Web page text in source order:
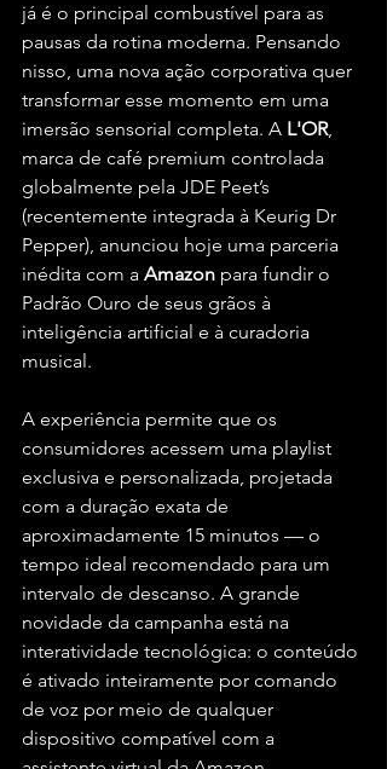
já é o principal combustível para as
pausas da rotina moderna. Pensando
nisso, uma nova ação corporativa quer
transformar esse momento em uma
imersão sensorial completa. A L'OR,
marca de café premium controlada
globalmente pela JDE Peet’s
(recentemente integrada à Keurig Dr
Pepper), anunciou hoje uma parceria
inédita com a Amazon para fundir o
Padrão Ouro de seus grãos à
inteligência artificial e à curadoria
musical.
A experiência permite que os
consumidores acessem uma playlist
exclusiva e personalizada, projetada
com a duração exata de
aproximadamente 15 minutos — o
tempo ideal recomendado para um
intervalo de descanso. A grande
novidade da campanha está na
interatividade tecnológica: o conteúdo
é ativado inteiramente por comando
de voz por meio de qualquer
dispositivo compatível com a